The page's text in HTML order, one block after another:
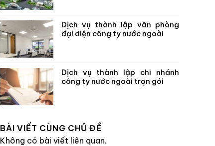
Dịch vụ thành lập văn phòng
đại diện công ty nước ngoài
Dịch vụ thành lập chi nhánh
công ty nước ngoài trọn gói
BÀI VIẾT CÙNG CHỦ ĐỀ
Không có bài viết liên quan.